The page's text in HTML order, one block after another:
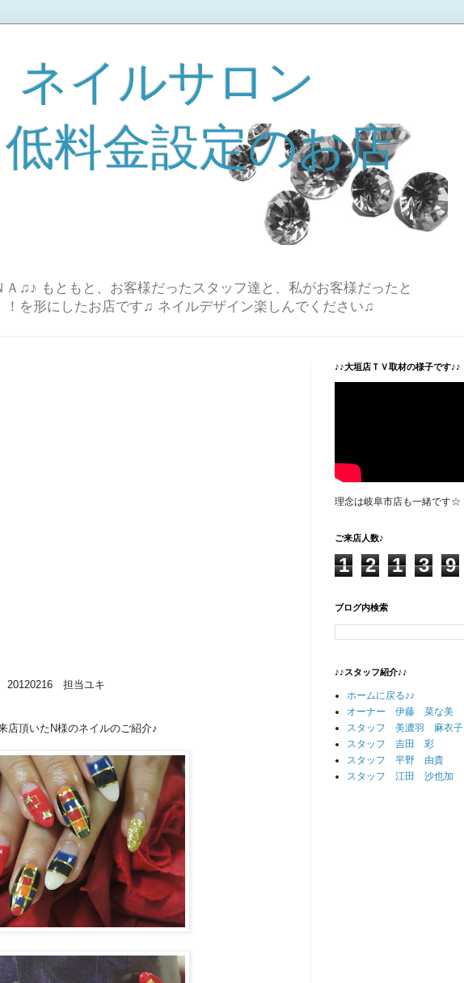
イルサロン
料金設定のお店
♫♪ もともと、お客様だったスタッフ達と、私がお客様だったと
！を形にしたお店です♫ ネイルデザイン楽しんでください♫
20120216 担当ユキ
店頂いたN様のネイルのご紹介♪
♪♪大垣店ＴＶ取材の様子です♪♪
理念は岐阜市店も一緒です☆
ご来店人数♪
1 2 1 3 9
ブログ内検索
♪♪スタッフ紹介♪♪
ホームに戻る♪♪
オーナー 伊藤 菜な美
スタッフ 美濃羽 麻衣子
スタッフ 吉田 彩
スタッフ 平野 由貴
スタッフ 江田 沙也加